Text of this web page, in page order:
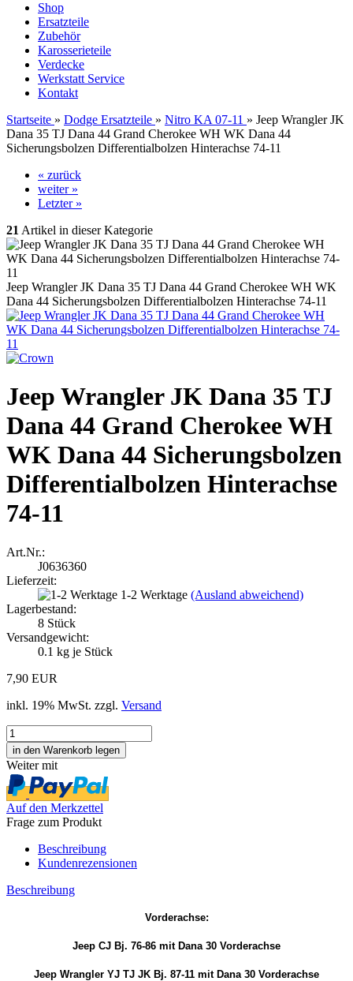
Shop
Ersatzteile
Zubehör
Karosserieteile
Verdecke
Werkstatt Service
Kontakt
Startseite » Dodge Ersatzteile » Nitro KA 07-11 » Jeep Wrangler JK
Dana 35 TJ Dana 44 Grand Cherokee WH WK Dana 44
Sicherungsbolzen Differentialbolzen Hinterachse 74-11
« zurück
weiter »
Letzter »
21 Artikel in dieser Kategorie
Jeep Wrangler JK Dana 35 TJ Dana 44 Grand Cherokee WH WK
Dana 44 Sicherungsbolzen Differentialbolzen Hinterachse 74-11
Jeep Wrangler JK Dana 35 TJ
Dana 44 Grand Cherokee WH
WK Dana 44 Sicherungsbolzen
Differentialbolzen Hinterachse
74-11
Art.Nr.:
J0636360
Lieferzeit:
1-2 Werktage (Ausland abweichend)
Lagerbestand:
8 Stück
Versandgewicht:
0.1 kg je Stück
7,90 EUR
inkl. 19% MwSt. zzgl. Versand
Weiter mit
Auf den Merkzettel
Frage zum Produkt
Beschreibung
Kundenrezensionen
Beschreibung
Vorderachse:
Jeep CJ Bj. 76-86 mit Dana 30 Vorderachse
Jeep Wrangler YJ TJ JK Bj. 87-11 mit Dana 30 Vorderachse